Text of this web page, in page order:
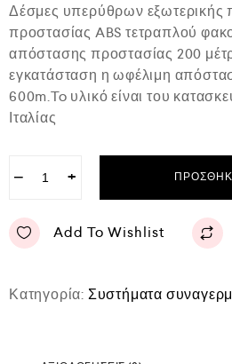
γ
ή
θ
η
κ
ε
μ
ε
ό
Δέσμες υπερύθρων εξωτερικής
προστασίας ABS τετραπλού
απόστασης προστασίας 200
εγκατάσταση η ωφέλιμη
600m.To υλικό είναι του
Ιταλίας
− +
Add To Wishlist
Κατηγορία: Συστήματα